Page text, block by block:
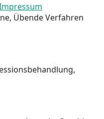
Übende Verfahren